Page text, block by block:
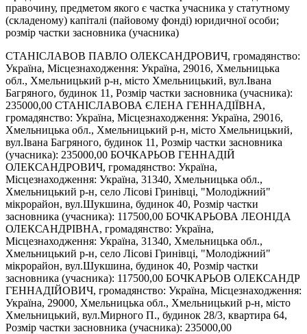
правочину, предметом якого є частка учасника у статутному
(складеному) капіталі (пайовому фонді) юридичної особи;
розмір частки засновника (учасника)
СТАНІСЛАВОВ ПАВЛО ОЛЕКСАНДРОВИЧ, громадянство:
Україна, Місцезнаходження: Україна, 29016, Хмельницька
обл., Хмельницький р-н, місто Хмельницький, вул.Івана
Багряного, будинок 11, Розмір частки засновника (учасника):
235000,00 СТАНІСЛАВОВА ЄЛЕНА ГЕННАДІЇВНА,
громадянство: Україна, Місцезнаходження: Україна, 29016,
Хмельницька обл., Хмельницький р-н, місто Хмельницький,
вул.Івана Багряного, будинок 11, Розмір частки засновника
(учасника): 235000,00 БОЧКАРЬОВ ГЕННАДІЙ
ОЛЕКСАНДРОВИЧ, громадянство: Україна,
Місцезнаходження: Україна, 31340, Хмельницька обл.,
Хмельницький р-н, село Лісові Гринівці, "Молодіжний"
мікрорайон, вул.Шукшина, будинок 40, Розмір частки
засновника (учасника): 117500,00 БОЧКАРЬОВА ЛЕОНІДА
ОЛЕКСАНДРІВНА, громадянство: Україна,
Місцезнаходження: Україна, 31340, Хмельницька обл.,
Хмельницький р-н, село Лісові Гринівці, "Молодіжний"
мікрорайон, вул.Шукшина, будинок 40, Розмір частки
засновника (учасника): 117500,00 БОЧКАРЬОВ ОЛЕКСАНДР
ГЕННАДІЙОВИЧ, громадянство: Україна, Місцезнаходження:
Україна, 29000, Хмельницька обл., Хмельницький р-н, місто
Хмельницький, вул.Мирного П., будинок 28/3, квартира 64,
Розмір частки засновника (учасника): 235000,00